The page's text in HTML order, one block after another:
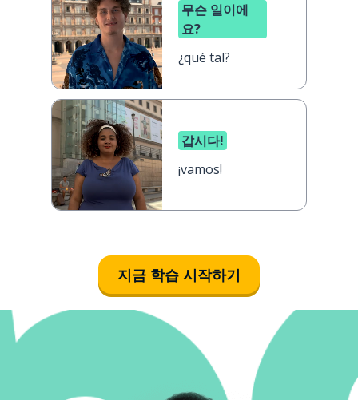
무슨 일이에
요?
¿qué tal?
갑시다!
¡vamos!
지금 학습 시작하기